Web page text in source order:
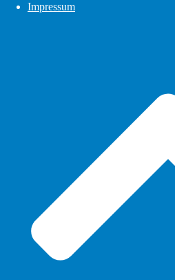
Impressum